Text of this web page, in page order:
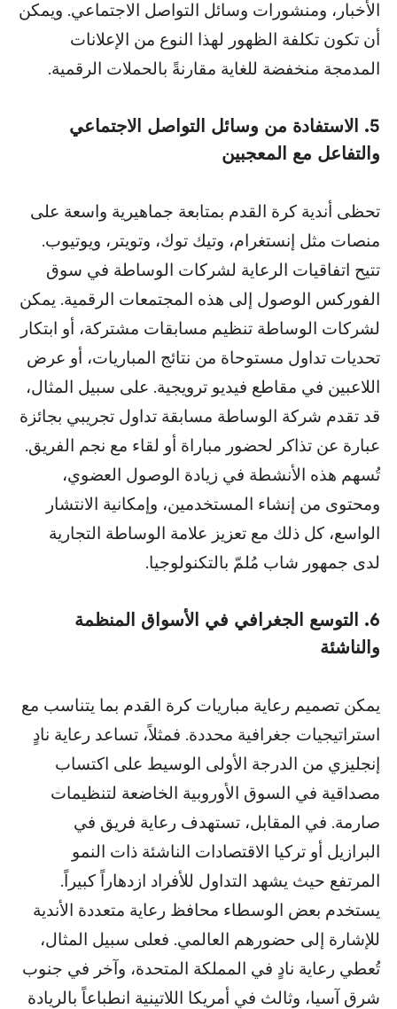
الأخبار، ومنشورات وسائل التواصل الاجتماعي. ويمكن
أن تكون تكلفة الظهور لهذا النوع من الإعلانات
المدمجة منخفضة للغاية مقارنةً بالحملات الرقمية.
5. الاستفادة من وسائل التواصل الاجتماعي
والتفاعل مع المعجبين
تحظى أندية كرة القدم بمتابعة جماهيرية واسعة على
منصات مثل إنستغرام، وتيك توك، وتويتر، ويوتيوب.
تتيح اتفاقيات الرعاية لشركات الوساطة في سوق
الفوركس الوصول إلى هذه المجتمعات الرقمية. يمكن
لشركات الوساطة تنظيم مسابقات مشتركة، أو ابتكار
تحديات تداول مستوحاة من نتائج المباريات، أو عرض
اللاعبين في مقاطع فيديو ترويجية. على سبيل المثال،
قد تقدم شركة الوساطة مسابقة تداول تجريبي بجائزة
عبارة عن تذاكر لحضور مباراة أو لقاء مع نجم الفريق.
تُسهم هذه الأنشطة في زيادة الوصول العضوي،
ومحتوى من إنشاء المستخدمين، وإمكانية الانتشار
الواسع، كل ذلك مع تعزيز علامة الوساطة التجارية
لدى جمهور شاب مُلمّ بالتكنولوجيا.
6. التوسع الجغرافي في الأسواق المنظمة
والناشئة
يمكن تصميم رعاية مباريات كرة القدم بما يتناسب مع
استراتيجيات جغرافية محددة. فمثلاً، تساعد رعاية نادٍ
إنجليزي من الدرجة الأولى الوسيط على اكتساب
مصداقية في السوق الأوروبية الخاضعة لتنظيمات
صارمة. في المقابل، تستهدف رعاية فريق في
البرازيل أو تركيا الاقتصادات الناشئة ذات النمو
المرتفع حيث يشهد التداول للأفراد ازدهاراً كبيراً.
يستخدم بعض الوسطاء محافظ رعاية متعددة الأندية
للإشارة إلى حضورهم العالمي. فعلى سبيل المثال،
تُعطي رعاية نادٍ في المملكة المتحدة، وآخر في جنوب
شرق آسيا، وثالث في أمريكا اللاتينية انطباعاً بالريادة